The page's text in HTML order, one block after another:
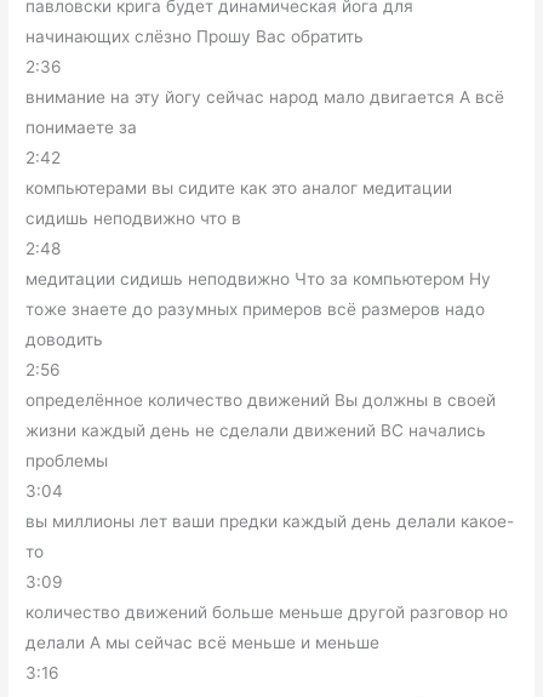
павловски крига будет динамическая йога для
начинающих слёзно Прошу Вас обратить
2:36
внимание на эту йогу сейчас народ мало двигается А всё
понимаете за
2:42
компьютерами вы сидите как это аналог медитации
сидишь неподвижно что в
2:48
медитации сидишь неподвижно Что за компьютером Ну
тоже знаете до разумных примеров всё размеров надо
доводить
2:56
определённое количество движений Вы должны в своей
жизни каждый день не сделали движений ВС начались
проблемы
3:04
вы миллионы лет ваши предки каждый день делали какое-
то
3:09
количество движений больше меньше другой разговор но
делали А мы сейчас всё меньше и меньше
3:16